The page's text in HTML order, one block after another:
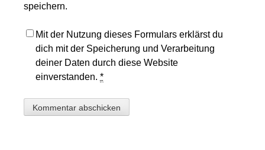
speichern.
Mit der Nutzung dieses Formulars erklärst du
dich mit der Speicherung und Verarbeitung
deiner Daten durch diese Website
einverstanden.*